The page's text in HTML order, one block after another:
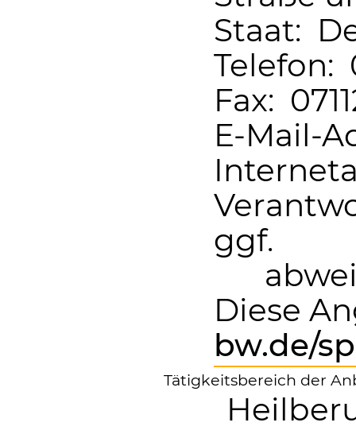
Staat:
Telefon:
Fax:
E-Mail-
ggf.
Diese
bw.de/
Tätigkeitsbereich der